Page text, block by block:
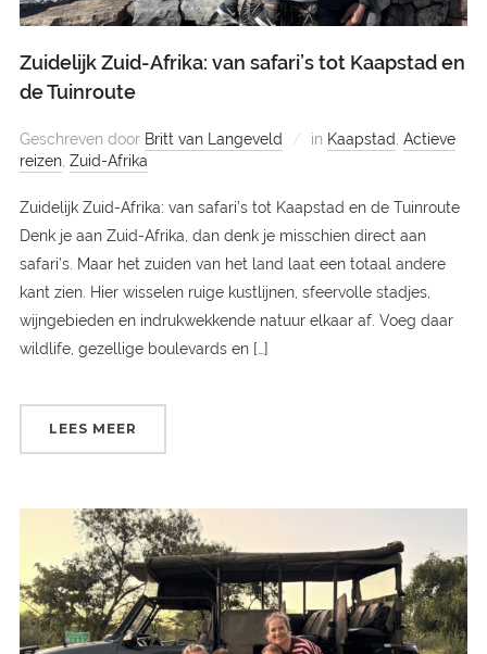
Zuidelijk Zuid-Afrika: van safari’s tot Kaapstad en
de Tuinroute
Geschreven door Britt van Langeveld in Kaapstad Actieve
reizen, Zuid-Afrika
Zuidelijk Zuid-Afrika: van safari’s tot Kaapstad en de Tuinroute
Denk je aan Zuid-Afrika, dan denk je misschien direct aan
safari’s. Maar het zuiden van het land laat een totaal andere
kant zien. Hier wisselen ruige kustlijnen, sfeervolle stadjes,
wijngebieden en indrukwekkende natuur elkaar af. Voeg daar
wildlife, gezellige boulevards en […]
LEES MEER